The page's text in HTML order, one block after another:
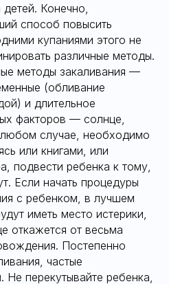
детей. Конечно,
способ повысить
купаниями этого не
различные методы.
методы закаливания —
(обливание
и длительное
факторов — солнце,
случае, необходимо
или книгами, или
подвести ребенка к тому,
Если начать процедуры
с ребенком, в лучшем
иметь место истерики,
откажется от весьма
Постепенно
частые
Не перекутывайте ребенка,